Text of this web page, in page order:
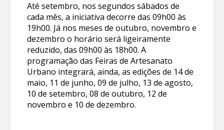
Até setembro, nos segundos sábados de
cada mês, a iniciativa decorre das 09h00 às
19h00. Já nos meses de outubro, novembro e
dezembro o horário será ligeiramente
reduzido, das 09h00 às 18h00. A
programação das Feiras de Artesanato
Urbano integrará, ainda, as edições de 14 de
maio, 11 de junho, 09 de julho, 13 de agosto,
10 de setembro, 08 de outubro, 12 de
novembro e 10 de dezembro.